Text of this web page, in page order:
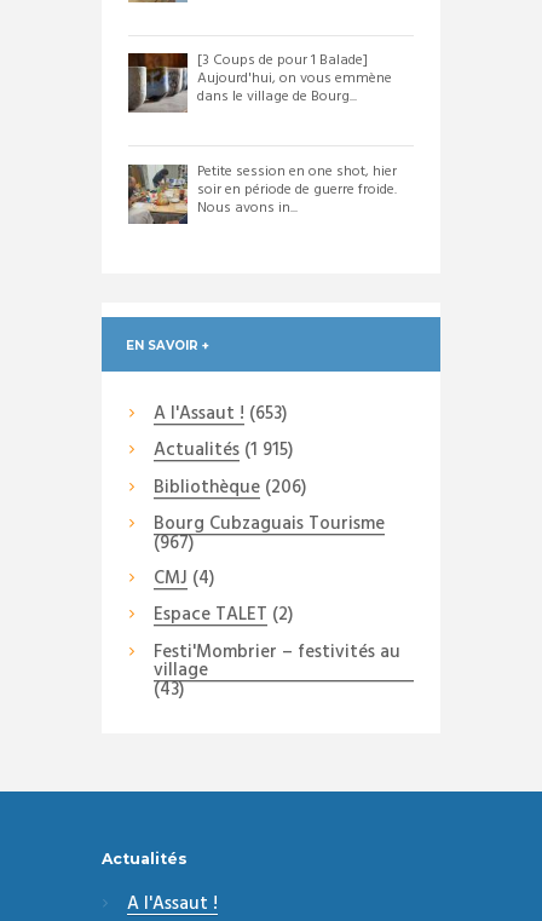
[3 Coups de pour 1 Balade]
Aujourd'hui, on vous emmène
dans le village de Bourg...
Petite session en one shot, hier
soir en période de guerre froide.
Nous avons in...
EN SAVOIR +
A l'Assaut ! (653)
Actualités(1 915)
Bibliothèque(206)
Bourg Cubzaguais Tourisme
(967)
CMJ (4)
Espace TALET (2)
Festi'Mombrier – festivités au
village
(43)
Actualités
A l'Assaut !